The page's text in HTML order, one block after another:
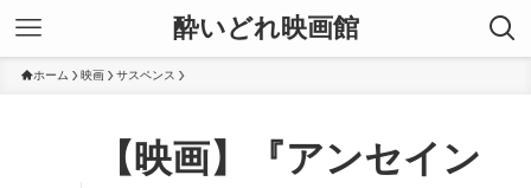
酔いどれ映画館
ホーム 映画 サスペンス
【映画】『アンセイン